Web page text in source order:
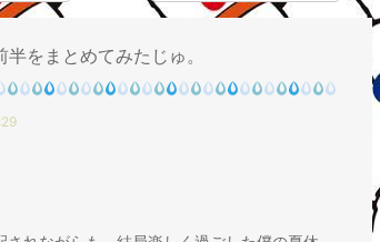
をまとめてみたじゅ。